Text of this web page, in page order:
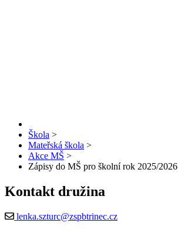
Škola >
Mateřská škola >
Akce MŠ >
Zápisy do MŠ pro školní rok 2025/2026
Kontakt družina
lenka.szturc@zspbtrinec.cz